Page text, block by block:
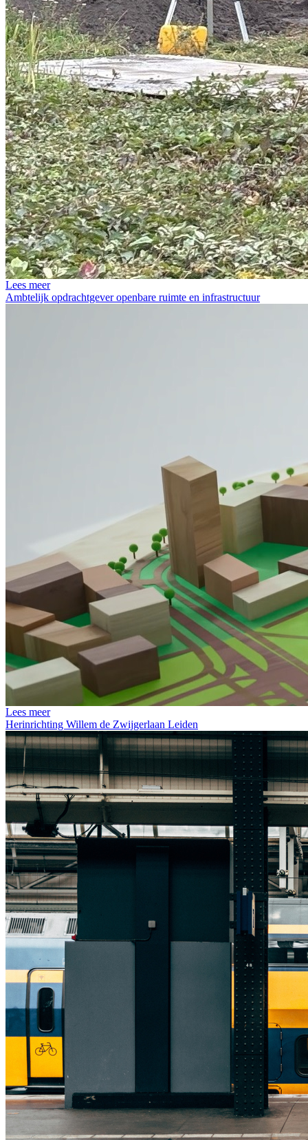
Lees meer
Ambtelijk opdrachtgever openbare ruimte en infrastructuur
Lees meer
Herinrichting Willem de Zwijgerlaan Leiden